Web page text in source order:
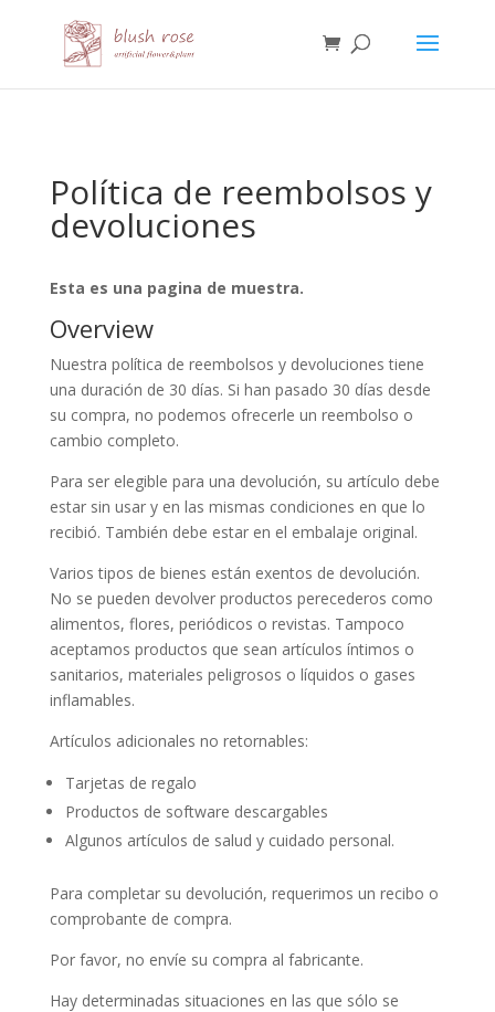
Política de reembolsos y
devoluciones
Esta es una pagina de muestra.
Overview
Nuestra política de reembolsos y devoluciones tiene
una duración de 30 días. Si han pasado 30 días desde
su compra, no podemos ofrecerle un reembolso o
cambio completo.
Para ser elegible para una devolución, su artículo debe
estar sin usar y en las mismas condiciones en que lo
recibió. También debe estar en el embalaje original.
Varios tipos de bienes están exentos de devolución.
No se pueden devolver productos perecederos como
alimentos, flores, periódicos o revistas. Tampoco
aceptamos productos que sean artículos íntimos o
sanitarios, materiales peligrosos o líquidos o gases
inflamables.
Artículos adicionales no retornables:
Tarjetas de regalo
Productos de software descargables
Algunos artículos de salud y cuidado personal.
Para completar su devolución, requerimos un recibo o
comprobante de compra.
Por favor, no envíe su compra al fabricante.
Hay determinadas situaciones en las que sólo se